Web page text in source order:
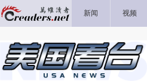
新闻 视频